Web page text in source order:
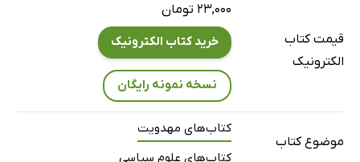
فصل دوم: مبانی جهانی‌سازی و جهان ‌شمولی اسلام
قیمت کتاب
الکترونیک
۲۳,۰۰۰ تومان
خرید کتاب الکترونیک
نسخه نمونه رایگان
موضوع کتاب
کتاب‌های مهدویت
کتاب‌های علوم سیاسی